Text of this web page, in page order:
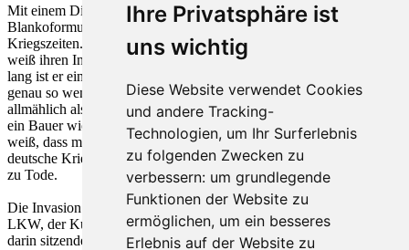
Ihre Privatsphäre ist
uns wichtig
Diese Website verwendet Cookies
und andere Tracking-
Technologien, um Ihr Surferlebnis
zu folgenden Zwecken zu
verbessern: um grundlegende
Funktionen der Website zu
ermöglichen, um ein besseres
Erlebnis auf der Website zu
Mit einem Dienststempel und einem halben Zentner
Blankoformulare ist man ein kleiner König, zumindest in
Kriegszeiten. Mit Küppes blieb die Schreibstubenkiste zurück. Er
weiß ihren Inhalt nutzbringend zu verwerten. Sein ganzes Leben
lang ist er ein armer Hund gewesen – er hat den Krieg nicht gewollt,
genau so wenig wie die Weinbauern von Les Molinettes, die ihn
allmählich als einen der ihren betrachten. Der Deutsche ist genau so
ein Bauer wie sie, mit den gleichen Sorgen und Hoffnungen; er
weiß, dass man in Kriegszeiten einander helfen muss. Doch für das
deutsche Kriegsgericht ist das ein Verbrechen, es verurteilt Küppes
zu Tode.
Die Invasion rollt bereits durch Frankreich, Amerikaner nehmen den
LKW, der Küppes zur Hinrichtung bringen soll, in Empfang und die
darin sitzenden Soldaten vom Erschießungskommando mitsamt